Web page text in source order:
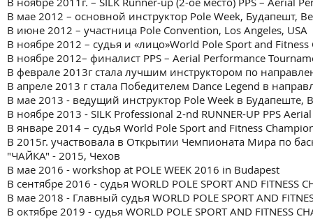
В мае 2012 – основной инструктор Pole Week, Будапешт,
В июне 2012 – участница Pole Convention, Los Angeles, USA
В ноябре 2012 – судья и «лицо»World Pole Sport and
В ноябре 2012– финалист PPS – Aerial Performance
В феврале 2013г стала лучшим инструктором по
В апреле 2013 г стала Победителем Dance Legend в
В мае 2013 - ведущий инструктор Pole Week в Будапеште,
В ноябре 2013 - SILK Professional 2-nd RUNNER-UP PPS
В январе 2014 – судья World Pole Sport and Fitness
В 2015г. участвовала в Открытии Чемпионата Мира по
"ЧАЙКА" - 2015, Чехов
В мае 2016 - workshop at POLE WEEK 2016 in Budapest
В сентябре 2016 - судья WORLD POLE SPORT AND FITNESS
В мае 2018 - Главный судья WORLD POLE SPORT AND
В октябре 2019 - судья WORLD POLE SPORT AND FITNESS